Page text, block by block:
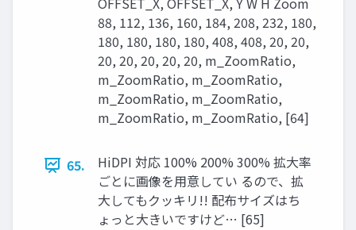
88, 112, 136, 160, 184, 208, 232, 180,
180, 180, 180, 180, 408, 408, 20, 20,
20, 20, 20, 20, 20, m_ZoomRatio,
m_ZoomRatio, m_ZoomRatio,
m_ZoomRatio, m_ZoomRatio,
m_ZoomRatio, m_ZoomRatio, [64]
65.
HiDPI 対応 100% 200% 300% 拡大率
ごとに画像を用意してい るので、拡
大してもクッキリ!! 配布サイズはち
ょっと大きいですけど… [65]